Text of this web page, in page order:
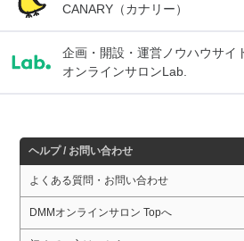
CANARY（カナリー）
企画・開設・運営ノウハウサイ
オンラインサロンLab.
ヘルプ / お問い合わせ
よくある質問・お問い合わせ
DMMオンラインサロン Topへ